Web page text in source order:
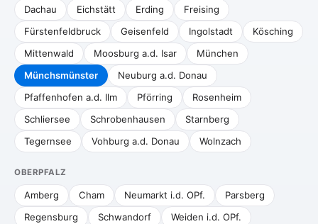
Dachau
Eichstätt Erding
Freising
Fürstenfeldbruck
Geisenfeld Ingolstadt
Kösching
Mittenwald
Moosburg a.d. Isar
München
Münchsmünster
Neuburg a.d. Donau
Pfaffenhofen a.d. Ilm
Pförring
Rosenheim
Schliersee
Schrobenhausen
Starnberg
Tegernsee
Vohburg a.d. Donau Wolnzach
OBERPFALZ
Amberg Cham Neumarkt i.d. OPf.
Parsberg
Regensburg
Schwandorf Weiden i.d. OPf.